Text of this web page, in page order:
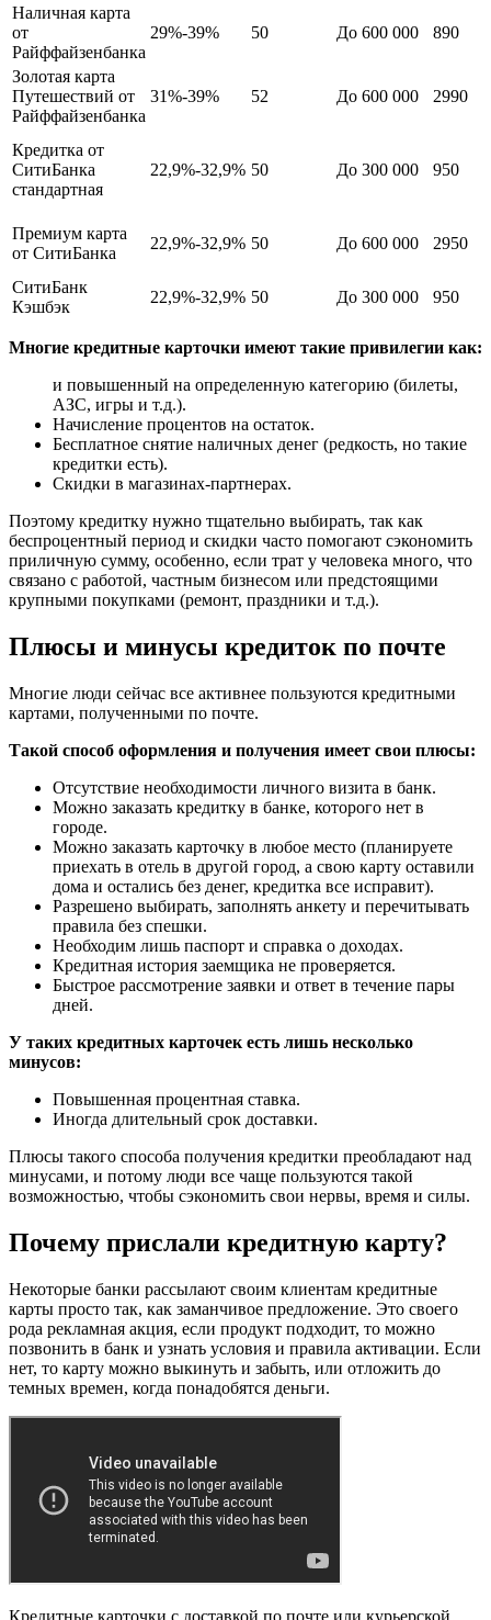
Наличная карта
от
Райффайзенбанка
29%-39% 50 До 600 000 890
Золотая карта
Путешествий от
Райффайзенбанка
31%-39% 52 До 600 000 2990
Кредитка от
СитиБанка
стандартная
22,9%-32,9% 50 До 300 000 950
Премиум карта
от СитиБанка
22,9%-32,9% 50 До 600 000 2950
СитиБанк
Кэшбэк
22,9%-32,9% 50 До 300 000 950
Многие кредитные карточки имеют такие привилегии как:
и повышенный на определенную категорию (билеты,
АЗС, игры и т.д.).
Начисление процентов на остаток.
Бесплатное снятие наличных денег (редкость, но такие
кредитки есть).
Скидки в магазинах-партнерах.
Поэтому кредитку нужно тщательно выбирать, так как
беспроцентный период и скидки часто помогают сэкономить
приличную сумму, особенно, если трат у человека много, что
связано с работой, частным бизнесом или предстоящими
крупными покупками (ремонт, праздники и т.д.).
Плюсы и минусы кредиток по почте
Многие люди сейчас все активнее пользуются кредитными
картами, полученными по почте.
Такой способ оформления и получения имеет свои плюсы:
Отсутствие необходимости личного визита в банк.
Можно заказать кредитку в банке, которого нет в
городе.
Можно заказать карточку в любое место (планируете
приехать в отель в другой город, а свою карту оставили
дома и остались без денег, кредитка все исправит).
Разрешено выбирать, заполнять анкету и перечитывать
правила без спешки.
Необходим лишь паспорт и справка о доходах.
Кредитная история заемщика не проверяется.
Быстрое рассмотрение заявки и ответ в течение пары
дней.
У таких кредитных карточек есть лишь несколько
минусов:
Повышенная процентная ставка.
Иногда длительный срок доставки.
Плюсы такого способа получения кредитки преобладают над
минусами, и потому люди все чаще пользуются такой
возможностью, чтобы сэкономить свои нервы, время и силы.
Почему прислали кредитную карту?
Некоторые банки рассылают своим клиентам кредитные
карты просто так, как заманчивое предложение. Это своего
рода рекламная акция, если продукт подходит, то можно
позвонить в банк и узнать условия и правила активации. Если
нет, то карту можно выкинуть и забыть, или отложить до
темных времен, когда понадобятся деньги.
Кредитные карточки с доставкой по почте или курьерской